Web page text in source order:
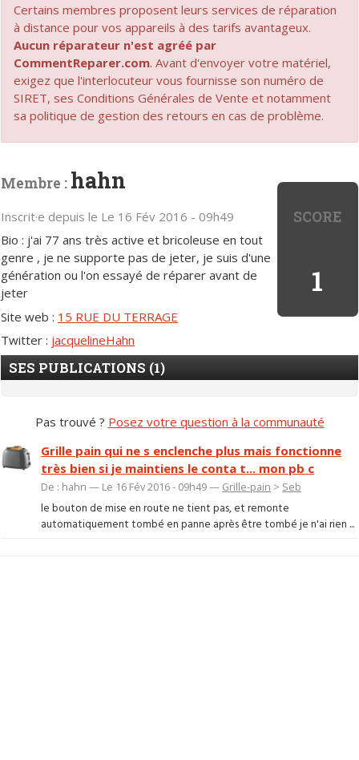
Certains membres proposent leurs services de réparation
à distance pour vos appareils à des tarifs avantageux.
Aucun réparateur n'est agréé par
CommentReparer.com. Avant d'envoyer votre matériel,
exigez que l'interlocuteur vous fournisse son numéro de
SIRET, ses Conditions Générales de Vente et notamment
sa politique de gestion des retours en cas de problème.
SCORE
1
Membre : hahn
Inscrit·e depuis le Le 16 Fév 2016 - 09h49
Bio : j'ai 77 ans très active et bricoleuse en tout
genre , je ne supporte pas de jeter, je suis d'une
génération ou l'on essayé de réparer avant de
jeter
Site web : 15 RUE DU TERRAGE
Twitter : jacquelineHahn
SES PUBLICATIONS (1)
Pas trouvé ? Posez votre question à la communauté
Grille pain qui ne s enclenche plus mais fonctionne
très bien si je maintiens le conta t... mon pb c
De : hahn — Le 16 Fév 2016 - 09h49 — Grille-pain > Seb
le bouton de mise en route ne tient pas, et remonte
automatiquement tombé en panne après être tombé je n'ai rien ...